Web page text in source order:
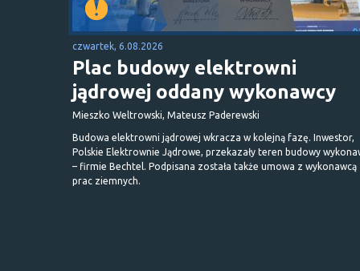
czwartek, 6.08.2026
Plac budowy elektrowni
jądrowej oddany wykonawcy
Mieszko Weltrowski, Mateusz Paderewski
Budowa elektrowni jądrowej wkracza w kolejną fazę. Inwestor,
Polskie Elektrownie Jądrowe, przekazały teren budowy
– firmie Bechtel. Podpisana została także umowa z wykonawcą
prac ziemnych.